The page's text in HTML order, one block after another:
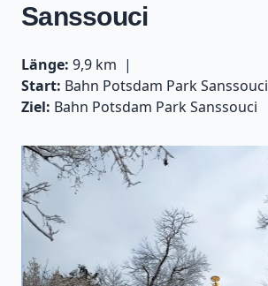
Sanssouci
Länge: 9,9 km
Start: Bahn Potsdam Park Sanssouci
Ziel: Bahn Potsdam Park Sanssouci